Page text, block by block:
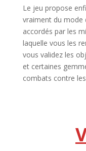
Le jeu propose
vraiment du mode
accordés par les
laquelle vous les
vous validez les
et certaines
combats contre